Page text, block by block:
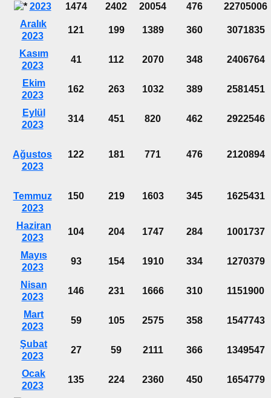
2023 1474 2402 20054 476
22705006
Aralık
2023
121 199 1389 360 3071835
Kasım
2023
41 112 2070 348 2406764
Ekim
2023
162 263 1032 389 2581451
Eylül
2023
314 451 820 462 2922546
Ağustos
2023
122 181 771 476 2120894
Temmuz
2023
150 219 1603 345 1625431
Haziran
2023
104 204 1747 284 1001737
Mayıs
2023
93 154 1910 334 1270379
Nisan
2023
146 231 1666 310 1151900
Mart
2023
59 105 2575 358 1547743
Şubat
2023
27 59 2111 366 1349547
Ocak
2023
135 224 2360 450 1654779